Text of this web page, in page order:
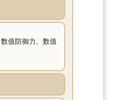
值防御力、数值